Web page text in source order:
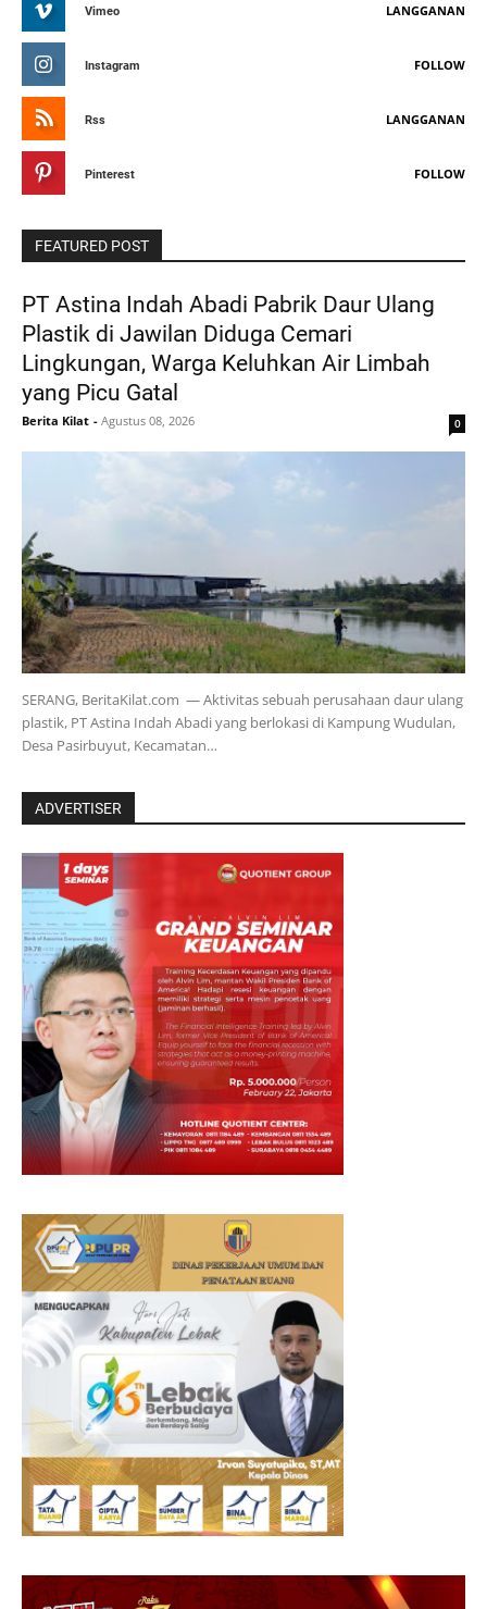
Vimeo LANGGANAN
Instagram FOLLOW
Rss LANGGANAN
Pinterest FOLLOW
FEATURED POST
PT Astina Indah Abadi Pabrik Daur Ulang
Plastik di Jawilan Diduga Cemari
Lingkungan, Warga Keluhkan Air Limbah
yang Picu Gatal
Berita Kilat - Agustus 08, 2026 0
SERANG, BeritaKilat.com — Aktivitas sebuah perusahaan daur ulang
plastik, PT Astina Indah Abadi yang berlokasi di Kampung Wudulan,
Desa Pasirbuyut, Kecamatan…
ADVERTISER